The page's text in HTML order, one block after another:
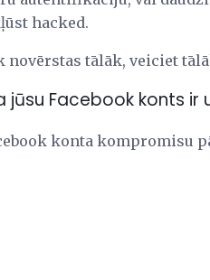
hacked.
novērstas tālāk, veiciet
jūsu Facebook konts ir
konta kompromisu